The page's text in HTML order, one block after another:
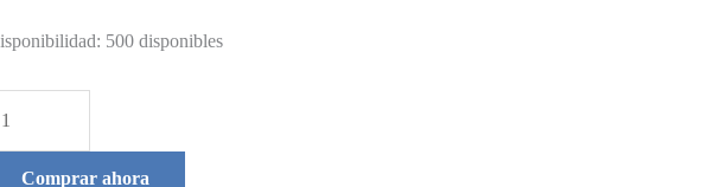
500 disponibles
Comprar ahora